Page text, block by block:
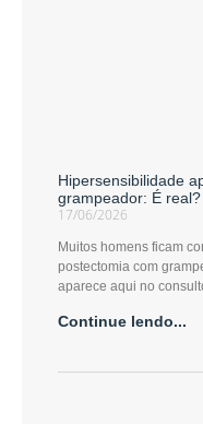
Hipersensibilidade
grampeador: É real?
17/06/2026
Muitos homens ficam
postectomia com
aparece aqui no
Continue lendo...